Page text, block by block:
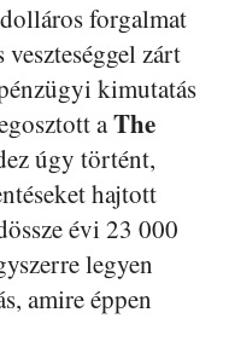
forgalmat
zárt
kimutatás
aThe
úgy történt,
hajtott
évi 23 000
legyen
amire éppen